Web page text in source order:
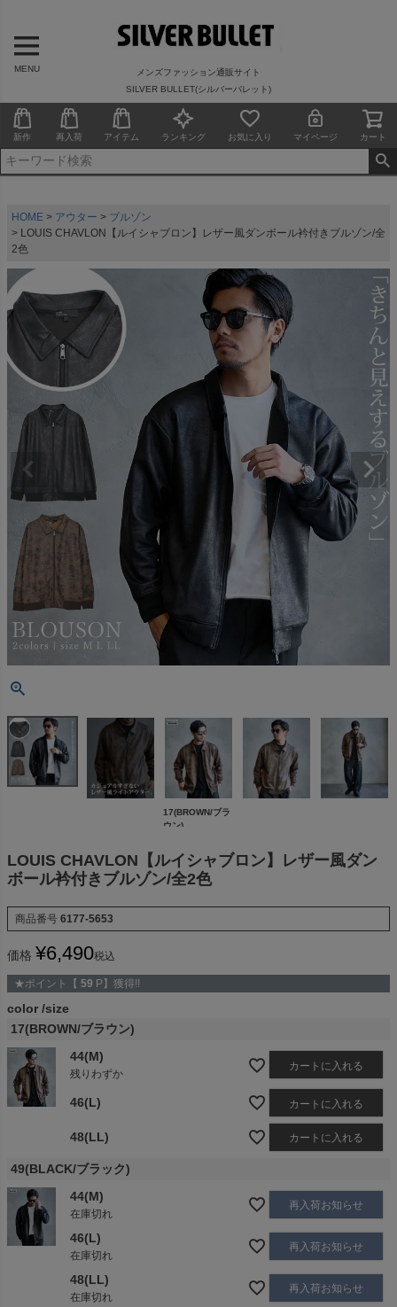
MENU
メンズファッション通販サイト
SILVER BULLET(シルバーバレット)
新作 再入荷 アイテム ランキング お気に入り マイページ カート
HOME アウター
ブルゾン
LOUIS CHAVLON【ルイシャブロン】レザー風ダンボール衿付きブルゾン/全
2色
17(BROWN/ブラ
ウン)
LOUIS CHAVLON【ルイシャブロン】レザー風ダン
ボール衿付きブルゾン/全2色
商品番号 6177-5653
価格 ¥6,490税込
★ポイント【 59 P】獲得!!
color size
17(BROWN/ブラウン)
44(M)
残りわずか
カートに入れる
46(L) カートに入れる
48(LL) カートに入れる
49(BLACK/ブラック)
44(M)
在庫切れ
再入荷お知らせ
46(L)
在庫切れ
再入荷お知らせ
48(LL)
在庫切れ
再入荷お知らせ